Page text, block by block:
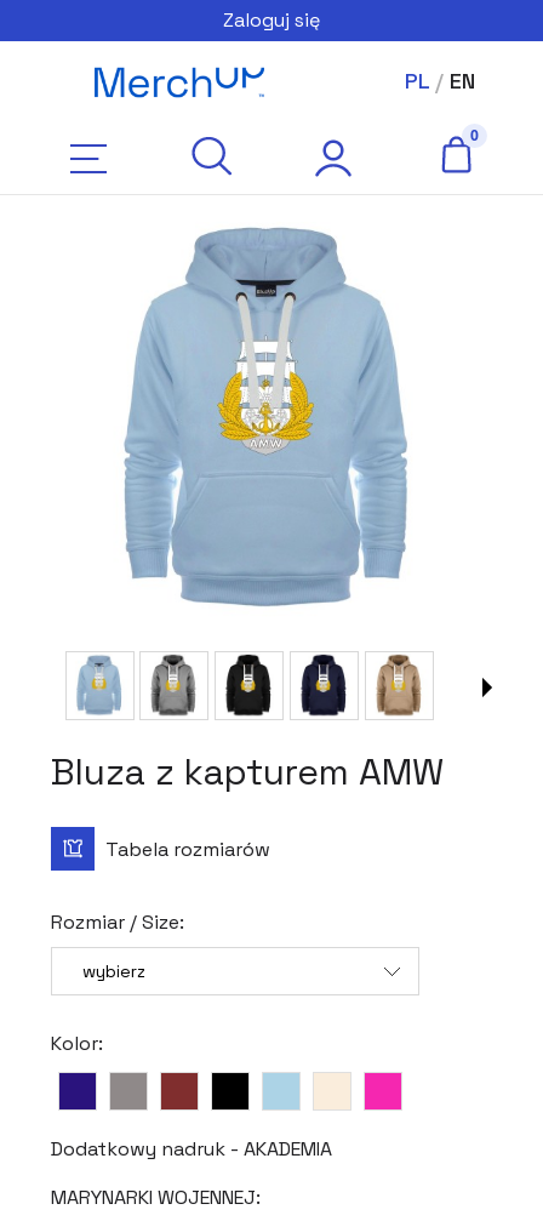
Zaloguj się
PL/ EN
Bluza z kapturem AMW
Rozmiar / Size:
Kolor:
Dodatkowy nadruk - AKADEMIA
MARYNARKI WOJENNEJ: